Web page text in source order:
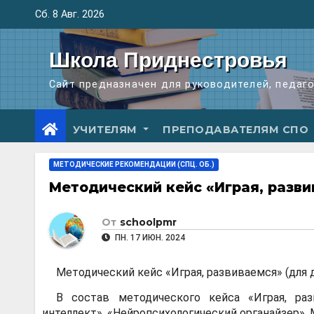
содержимому
Сб. 8 Авг. 2026
Школа Приднестровья
Сайт предназначен для руководителей,
УЧИТЕЛЯМ ПРЕПОДАВАТЕЛЯМ СПО
МЕТОДИЧЕСКИЕ РЕКОМЕНДАЦИИ (СПЦ. ОБ.)
Методический кейс «Играя,
От schoolpmr
ПН. 17 ИЮН. 2024
Методический кейс «Играя, развиваемся»
В состав методического кейса «Играя,